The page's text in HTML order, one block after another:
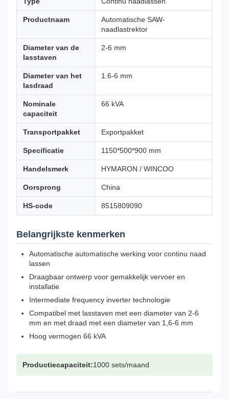
Productnaam
Automatische SAW-
naadlastrektor
Diameter van de
lasstaven
2-6 mm
Diameter van het
lasdraad
1.6-6 mm
Nominale
capaciteit
66 kVA
Transportpakket Exportpakket
Specificatie 1150*500*900 mm
Handelsmerk HYMARON / WINCOO
Oorsprong China
HS-code 8515809090
Belangrijkste kenmerken
Automatische automatische werking voor continu naad
lassen
Draagbaar ontwerp voor gemakkelijk vervoer en
installatie
Intermediate frequency inverter technologie
Compatibel met lasstaven met een diameter van 2-6
mm en met draad met een diameter van 1,6-6 mm
Hoog vermogen 66 kVA
Productiecapaciteit:1000 sets/maand